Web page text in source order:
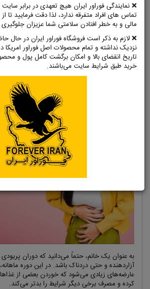
❌ نمایندگی فوراور ایران هیچ تعهدی در برابر
تماس های افراد متفرقه ندارد، لذا دقت فرمایید تا
مالی و به خطر افتادن سلامتی شما عزیزان
❌ لازم به ذکر است فروشگاه فوراور ایران در
نزدیک نداشته و تمام محصولات اصل فوراور
تاریخ انقضای بالا و امکان برگشت کامل پول و
خرید طبق شرایط سایت می‌باشند.
صفحه اصلی
آرشیو وبلاگ
تغذیه در دوران پریودی چگونه باید باشد؟
تغذیه در دوران پریودی
۰ زمان مطالعه: ۷ دقیقه
به عنوان یک خانم، حتماً می‌دانید که دوران
آزاردهنده و حتی دردناک باشد. در این دوره
عارضه‌های زیادی می‌شود که خوردن بعضی از
کرده و مصرف برخی دیگر شرایط را بدتر می‌کند.